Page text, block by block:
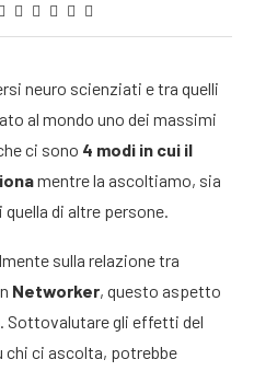
neuro scienziati e tra quelli
al mondo uno dei massimi
ci sono 4 modi in cui il
mentre la ascoltiamo, sia
di altre persone.
sulla relazione tra
Networker, questo aspetto
. Sottovalutare gli effetti del
chi ci ascolta, potrebbe